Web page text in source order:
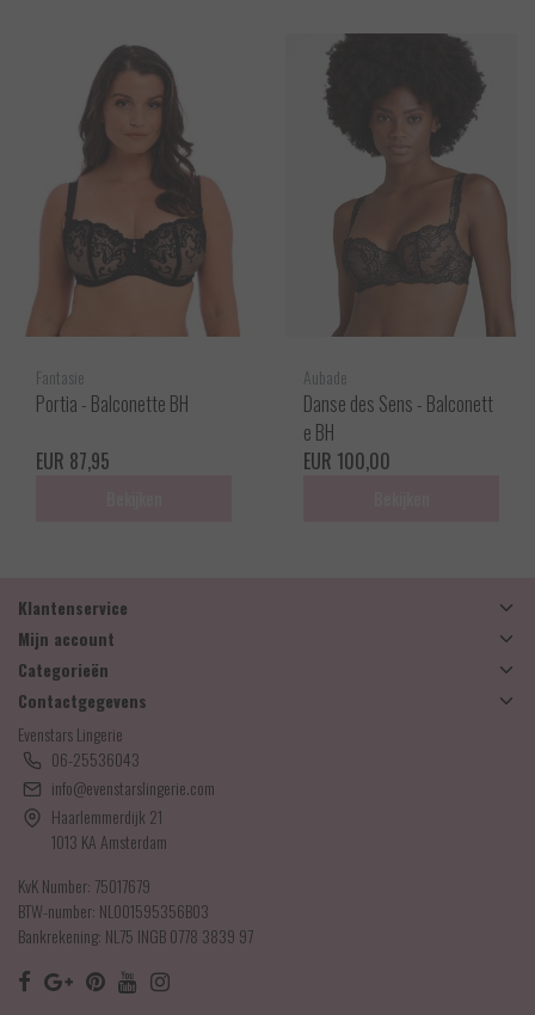
Fantasie
Portia - Balconette BH
EUR 87,95
Aubade
Danse des Sens - Balconett
e BH
EUR 100,00
Klantenservice
Mijn account
Categorieën
Contactgegevens
Evenstars Lingerie
06-25536043
info@evenstarslingerie.com
Haarlemmerdijk 21
1013 KA Amsterdam
KvK Number: 75017679
BTW-number: NL001595356B03
Bankrekening: NL75 INGB 0778 3839 97